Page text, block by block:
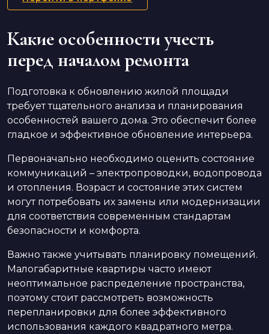
Какие особенности учесть
перед началом ремонта
Подготовка к обновлению жилой площади
требует тщательного анализа и планирования
особенностей вашего дома. Это обеспечит более
гладкое и эффективное обновление интерьера.
Первоначально необходимо оценить состояние
коммуникаций – электропроводки, водопровода
и отопления. Возраст и состояние этих систем
могут потребовать их замены или модернизации
для соответствия современным стандартам
безопасности и комфорта.
Важно также учитывать планировку помещений.
Малогабаритные квартиры часто имеют
неоптимальное распределение пространства,
поэтому стоит рассмотреть возможность
перепланировки для более эффективного
использования каждого квадратного метра.